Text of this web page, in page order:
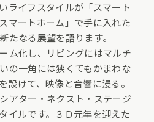
ライフスタイルが「スマート
マートホーム」で手に入れた
たなる展望を語ります。
ム化し、リビングにはマルチ
の一角には狭くてもかまわな
設けて、映像と音響に浸る。
アター・ネクスト・ステージ
イルです。３Ｄ元年を迎えた